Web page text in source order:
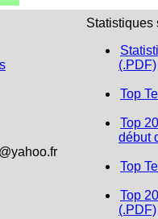
Statistiques
(.PDF)
Top
Top
début
Top
Top
(.PDF)